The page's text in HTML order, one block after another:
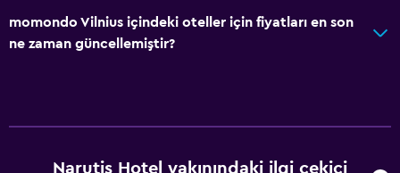
momondo Vilnius içindeki oteller için fiyatları en son
ne zaman güncellemiştir?
Narutis Hotel yakınındaki ilgi çekici